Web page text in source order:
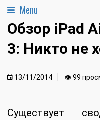
Menu
Обзор iPad
3: Никто не
13/11/2014 👁 99
Существует